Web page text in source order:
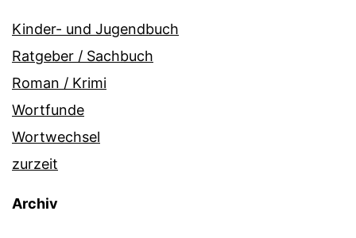
Kinder- und Jugendbuch
Ratgeber / Sachbuch
Roman / Krimi
Wortfunde
Wortwechsel
zurzeit
Archiv